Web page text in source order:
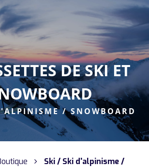
DE SKI ET
/ SNOWBOARD
Ski / Ski d'alpinisme /